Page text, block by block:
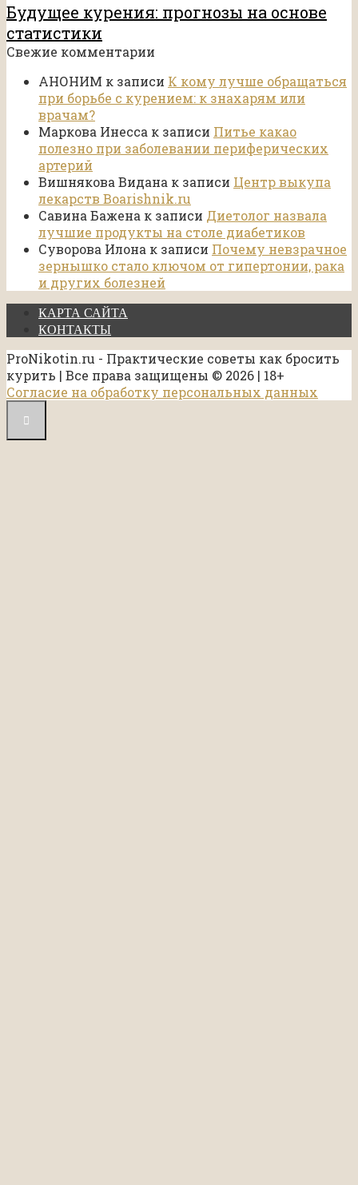
Будущее курения: прогнозы на основе
статистики
Свежие комментарии
АНОНИМ к записи К кому лучше обращаться
при борьбе с курением: к знахарям или
врачам?
Маркова Инесса к записи Питье какао
полезно при заболевании периферических
артерий
Вишнякова Видана к записи Центр выкупа
лекарств Boarishnik.ru
Савина Бажена к записи Диетолог назвала
лучшие продукты на столе диабетиков
Суворова Илона к записи Почему невзрачное
зернышко стало ключом от гипертонии, рака
и других болезней
КАРТА САЙТА
КОНТАКТЫ
ProNikotin.ru - Практические советы как бросить
курить | Все права защищены © 2026 | 18+
Согласие на обработку персональных данных